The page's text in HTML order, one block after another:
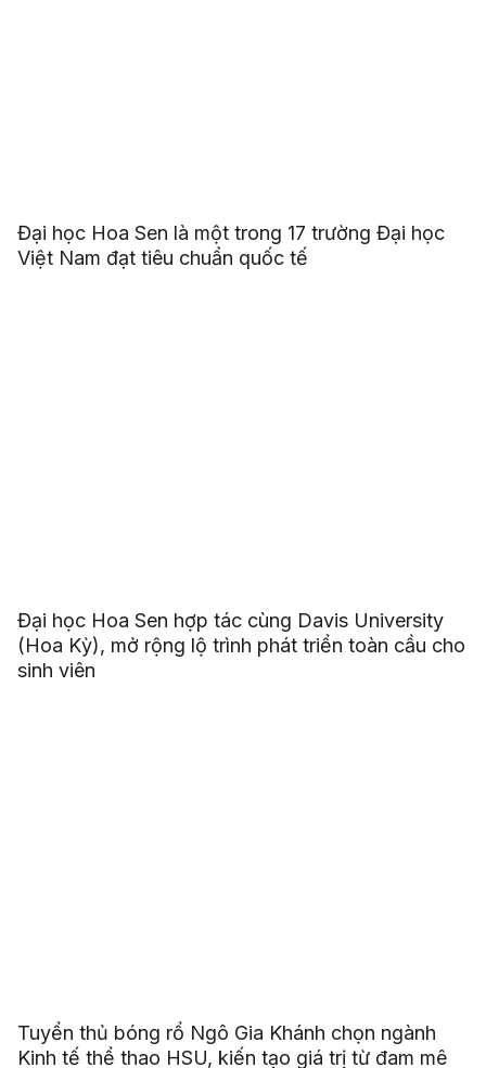
Đại học Hoa Sen là một trong 17 trường Đại học
Việt Nam đạt tiêu chuẩn quốc tế
Đại học Hoa Sen hợp tác cùng Davis University
(Hoa Kỳ), mở rộng lộ trình phát triển toàn cầu cho
sinh viên
Tuyển thủ bóng rổ Ngô Gia Khánh chọn ngành
Kinh tế thể thao HSU, kiến tạo giá trị từ đam mê